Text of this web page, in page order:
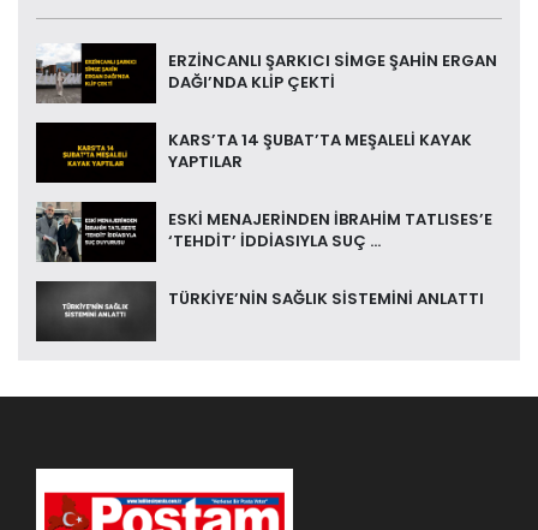
ERZİNCANLI ŞARKICI SİMGE ŞAHİN ERGAN
DAĞI’NDA KLİP ÇEKTİ
KARS’TA 14 ŞUBAT’TA MEŞALELİ KAYAK
YAPTILAR
ESKİ MENAJERİNDEN İBRAHİM TATLISES’E
‘TEHDİT’ İDDİASIYLA SUÇ ...
TÜRKİYE’NİN SAĞLIK SİSTEMİNİ ANLATTI